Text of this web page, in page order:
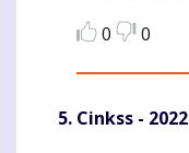
0
0
Cinkss -